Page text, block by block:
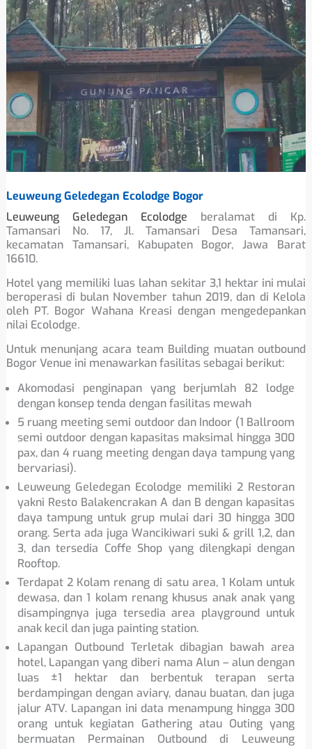
Leuweung Geledegan Ecolodge Bogor
Leuweung Geledegan Ecolodge beralamat di Kp.
Tamansari No. 17, Jl. Tamansari Desa Tamansari,
kecamatan Tamansari, Kabupaten Bogor, Jawa Barat
16610.
Hotel yang memiliki luas lahan sekitar 3,1 hektar ini mulai
beroperasi di bulan November tahun 2019, dan di Kelola
oleh PT. Bogor Wahana Kreasi dengan mengedepankan
nilai Ecolodge.
Untuk menunjang acara team Building muatan outbound
Bogor Venue ini menawarkan fasilitas sebagai berikut:
Akomodasi penginapan yang berjumlah 82 lodge
dengan konsep tenda dengan fasilitas mewah
5 ruang meeting semi outdoor dan Indoor (1 Ballroom
semi outdoor dengan kapasitas maksimal hingga 300
pax, dan 4 ruang meeting dengan daya tampung yang
bervariasi).
Leuweung Geledegan Ecolodge memiliki 2 Restoran
yakni Resto Balakencrakan A dan B dengan kapasitas
daya tampung untuk grup mulai dari 30 hingga 300
orang. Serta ada juga Wancikiwari suki & grill 1,2, dan
3, dan tersedia Coffe Shop yang dilengkapi dengan
Rooftop.
Terdapat 2 Kolam renang di satu area, 1 Kolam untuk
dewasa, dan 1 kolam renang khusus anak anak yang
disampingnya juga tersedia area playground untuk
anak kecil dan juga painting station.
Lapangan Outbound Terletak dibagian bawah area
hotel, Lapangan yang diberi nama Alun – alun dengan
luas ±1 hektar dan berbentuk terapan serta
berdampingan dengan aviary, danau buatan, dan juga
jalur ATV. Lapangan ini data menampung hingga 300
orang untuk kegiatan Gathering atau Outing yang
bermuatan Permainan Outbound di Leuweung